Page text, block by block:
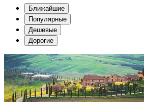
Ближайшие
Популярные
Дешевые
Дорогие